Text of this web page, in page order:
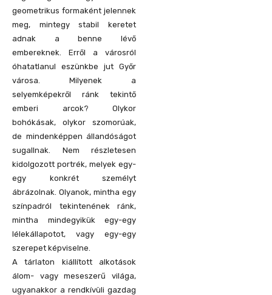
geometrikus formaként jelennek
meg, mintegy stabil keretet
adnak a benne lévő
embereknek. Erről a városról
óhatatlanul eszünkbe jut Győr
városa. Milyenek a
selyemképekről ránk tekintő
emberi arcok? Olykor
bohókásak, olykor szomorúak,
de mindenképpen állandóságot
sugallnak. Nem részletesen
kidolgozott portrék, melyek egy-
egy konkrét személyt
ábrázolnak. Olyanok, mintha egy
színpadról tekintenének ránk,
mintha mindegyikük egy-egy
lélekállapotot, vagy egy-egy
szerepet képviselne.
A tárlaton kiállított alkotások
álom- vagy meseszerű világa,
ugyanakkor a rendkívüli gazdag